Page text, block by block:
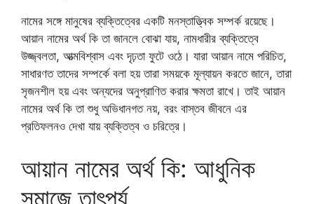
নামের সঙ্গে মানুষের ব্যক্তিত্বের একটি মনস্তাত্ত্বিক সম্পর্ক রয়েছে।
আয়ান নামের অর্থ কি তা জানলে বোঝা যায়, নামধারীর ব্যক্তিত্বে
উজ্জ্বলতা, আত্মবিশ্বাস এবং দৃঢ়তা ফুটে ওঠে। যারা আয়ান নামে পরিচিত,
সাধারণত তাদের সম্পর্কে বলা হয় তারা সময়কে মূল্যায়ন করতে জানে, তারা
সৃজনশীল হয় এবং অন্যদের অনুপ্রাণিত করার ক্ষমতা রাখে। তাই আয়ান
নামের অর্থ কি তা শুধু অভিধানগত নয়, বরং বাস্তব জীবনে এর
প্রতিফলনও দেখা যায় ব্যক্তিত্ব ও চরিত্রে।
আয়ান নামের অর্থ কি: আধুনিক
সমাজে তাৎপর্য